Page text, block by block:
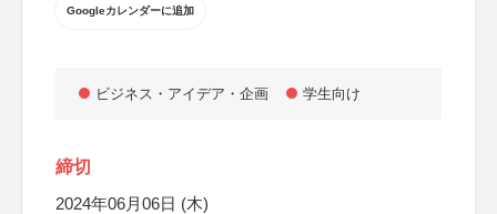
Googleカレンダーに追加
ビジネス・アイデア・企画 学生向け
締切
2024年06月06日 (木)